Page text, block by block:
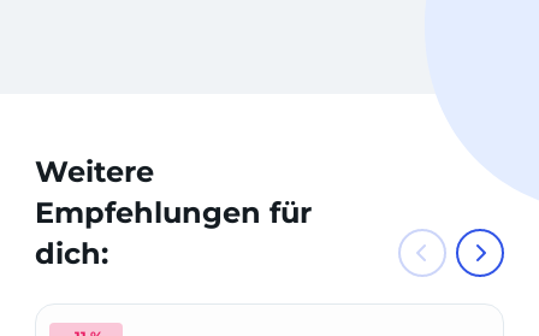
Weitere
Empfehlungen für
dich: